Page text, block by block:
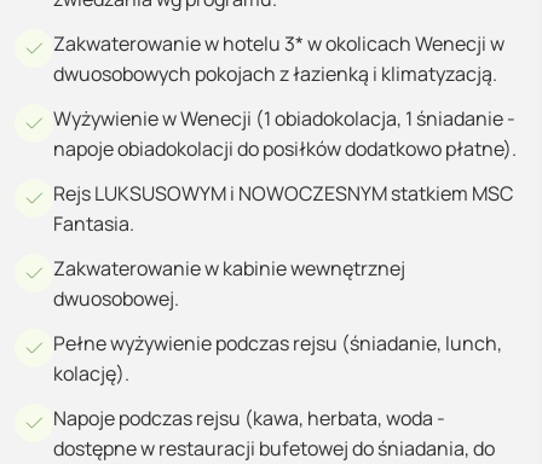
Zakwaterowanie w hotelu 3* w okolicach Wenecji w
dwuosobowych pokojach z łazienką i klimatyzacją.
Wyżywienie w Wenecji (1 obiadokolacja, 1 śniadanie -
napoje obiadokolacji do posiłków dodatkowo płatne).
Rejs LUKSUSOWYM i NOWOCZESNYM statkiem MSC
Fantasia.
Zakwaterowanie w kabinie wewnętrznej
dwuosobowej.
Pełne wyżywienie podczas rejsu (śniadanie, lunch,
kolację).
Napoje podczas rejsu (kawa, herbata, woda -
dostępne w restauracji bufetowej do śniadania, do